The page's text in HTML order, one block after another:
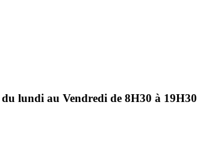
lundi au Vendredi de 8H30 à 19H30